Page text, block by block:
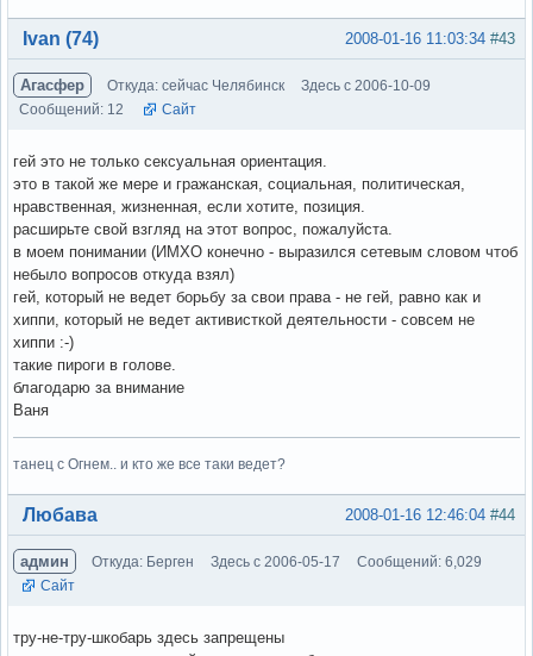
Вне форума #43
2008-01-16 11:03:34
Ivan (74)
Агасфер Откуда: сейчас Челябинск
Здесь с 2006-10-09
Сообщений: 12
Сайт
гей это не только сексуальная ориентация.
это в такой же мере и гражанская, социальная, политическая,
нравственная, жизненная, если хотите, позиция.
расширьте свой взгляд на этот вопрос, пожалуйста.
в моем понимании (ИМХО конечно - выразился сетевым словом чтоб
небыло вопросов откуда взял)
гей, который не ведет борьбу за свои права - не гей, равно как и
хиппи, который не ведет активисткой деятельности - совсем не
хиппи :-)
такие пироги в голове.
благодарю за внимание
Ваня
танец с Огнем.. и кто же все таки ведет?
Вне форума #44
2008-01-16 12:46:04
Любава
админ Откуда: Берген Здесь с 2006-05-17
Сообщений: 6,029
Сайт
тру-не-тру-шкобарь здесь запрещены